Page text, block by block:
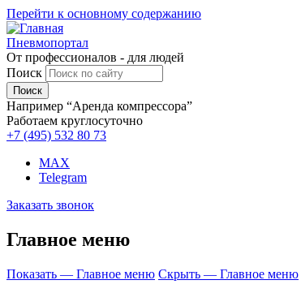
Перейти к основному содержанию
Пневмопортал
От профессионалов - для людей
Поиск
Например “Аренда компрессора”
Работаем круглосуточно
+7 (495) 532 80 73
MAX
Telegram
Заказать звонок
Главное меню
Показать — Главное меню Скрыть — Главное меню